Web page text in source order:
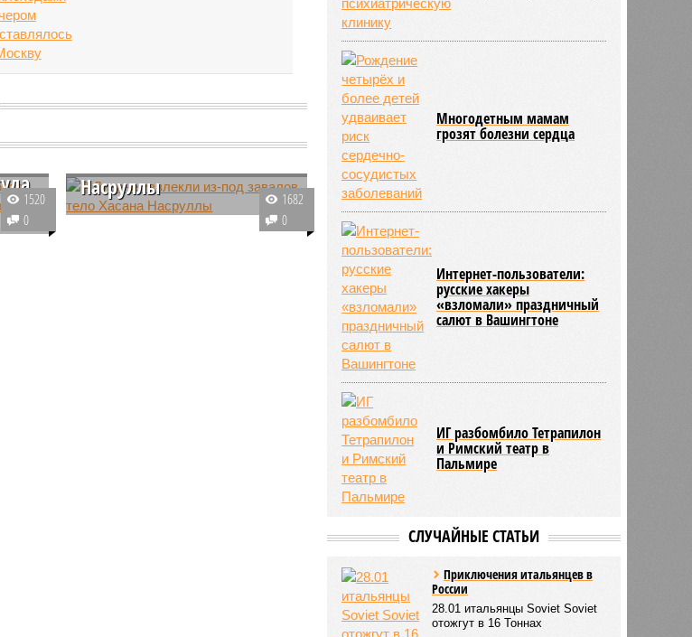
1520
0
В Ливане извлекли из-
Насруллы
В пригороде Бейрута из-под
завалов извлекли тело лидера
1682
0
Многодетным мамам
грозят болезни сердца
Интернет-пользователи:
русские хакеры
«взломали» праздничный
салют в Вашингтоне
ИГ разбомбило Тетрапилон
и Римский театр в
Пальмире
СЛУЧАЙНЫЕ СТАТЬИ
Приключения итальянцев в
России
28.01 итальянцы Soviet Soviet
отожгут в 16 Тоннах